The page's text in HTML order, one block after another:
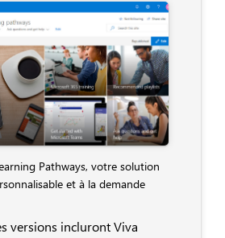
Pathways, votre solution
et à la demande
versions incluront Viva